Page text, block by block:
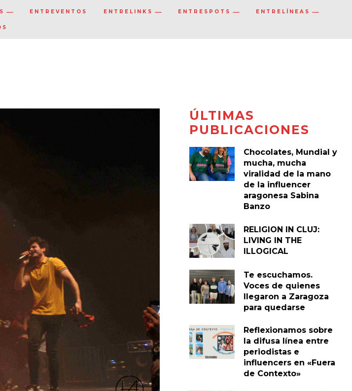
ENTREVENTOS ENTRELINKS ENTRESPOTS ENTRELÍNEAS
ÚLTIMAS
PUBLICACIONES
Chocolates, Mundial y
mucha, mucha
viralidad de la mano
de la influencer
aragonesa Sabina
Banzo
RELIGION IN CLUJ:
LIVING IN THE
ILLOGICAL
Te escuchamos.
Voces de quienes
llegaron a Zaragoza
para quedarse
Reflexionamos sobre
la difusa línea entre
periodistas e
influencers en «Fuera
de Contexto»